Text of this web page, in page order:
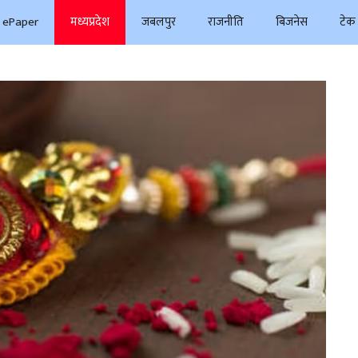
ePaper मध्यप्रदेश जबलपुर राजनीति बिजनेस टेक